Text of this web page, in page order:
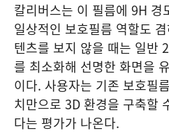
칼리버스는 이 필름에 9H 경
일상적인 보호필름 역할도
텐츠를 보지 않을 때는 일반
를 최소화해 선명한 화면을
이다. 사용자는 기존 보호필
치만으로 3D 환경을 구축할
다는 평가가 나온다.